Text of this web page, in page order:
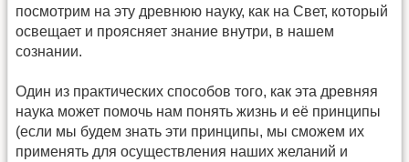
посмотрим на эту древнюю науку, как на Свет, который
освещает и проясняет знание внутри, в нашем
сознании.
Один из практических способов того, как эта древняя
наука может помочь нам понять жизнь и её принципы
(если мы будем знать эти принципы, мы сможем их
применять для осуществления наших желаний и